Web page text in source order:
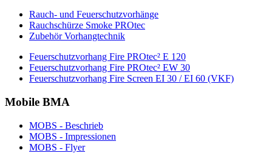
Rauch- und Feuerschutzvorhänge
Rauchschürze Smoke PROtec
Zubehör Vorhangtechnik
Feuerschutzvorhang Fire PROtec² E 120
Feuerschutzvorhang Fire PROtec² EW 30
Feuerschutzvorhang Fire Screen EI 30 / EI 60 (VKF)
Mobile BMA
MOBS - Beschrieb
MOBS - Impressionen
MOBS - Flyer